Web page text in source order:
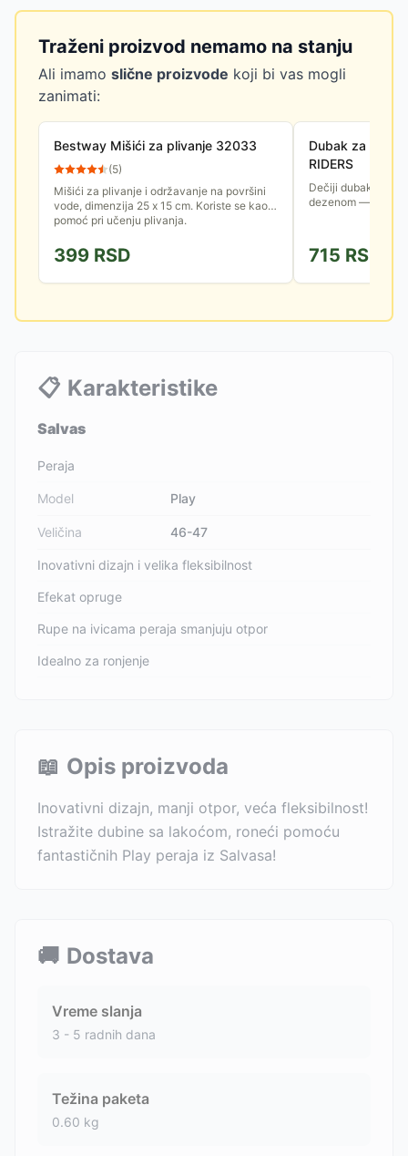
Traženi proizvod nemamo na stanju
Ali imamo slične proizvode koji bi vas mogli
zanimati:
Bestway Mišići za plivanje 32033
(5)
Mišići za plivanje i održavanje na površini
vode, dimenzija 25 x 15 cm. Koriste se kao
pomoć pri učenju plivanja.
399 RSD
Dubak za vodu
RIDERS
Dečiji dubak za
dezenom — žirafa,
715 RSD
📋 Karakteristike
Salvas
Peraja
Model Play
Veličina 46-47
Inovativni dizajn i velika fleksibilnost
Efekat opruge
Rupe na ivicama peraja smanjuju otpor
Idealno za ronjenje
📖 Opis proizvoda
Inovativni dizajn, manji otpor, veća fleksibilnost!
Istražite dubine sa lakoćom, roneći pomoću
fantastičnih Play peraja iz Salvasa!
🚚 Dostava
Vreme slanja
3 - 5 radnih dana
Težina paketa
0.60 kg